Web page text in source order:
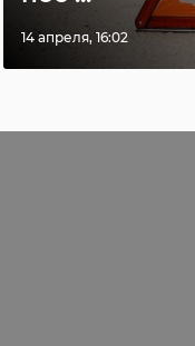
14 апреля, 16:02